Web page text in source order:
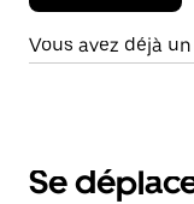
Vous avez déjà
Se